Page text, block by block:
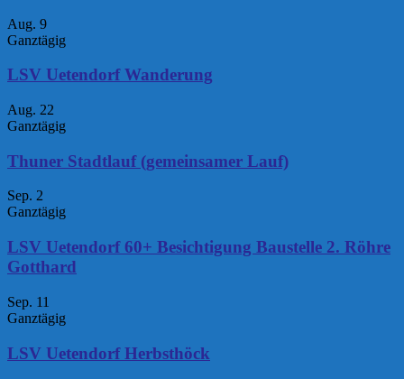
Aug. 9
Ganztägig
LSV Uetendorf Wanderung
Aug. 22
Ganztägig
Thuner Stadtlauf (gemeinsamer Lauf)
Sep. 2
Ganztägig
LSV Uetendorf 60+ Besichtigung Baustelle 2. Röhre
Gotthard
Sep. 11
Ganztägig
LSV Uetendorf Herbsthöck